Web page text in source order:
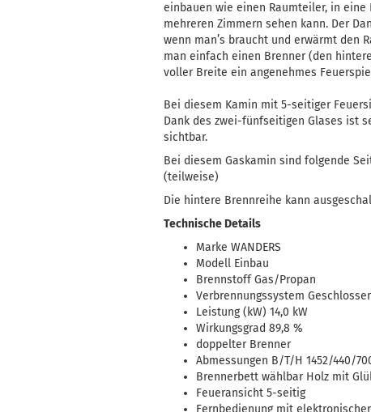
einbauen wie einen Raumteiler, in
mehreren Zimmern sehen kann. Der
wenn man’s braucht und erwärmt den
man einfach einen Brenner (den
voller Breite ein angenehmes
Bei diesem Kamin mit 5-seitiger
Dank des zwei-fünfseitigen Glases ist
sichtbar.
Bei diesem Gaskamin sind folgende
(teilweise)
Die hintere Brennreihe kann
Technische Details
Marke WANDERS
Modell Einbau
Brennstoff Gas/Propan
Verbrennungssystem
Leistung (kW) 14,0 kW
Wirkungsgrad 89,8 %
doppelter Brenner
Abmessungen B/T/H 1452/440/
Brennerbett wählbar Holz mit
Feueransicht 5-seitig
Fernbedienung mit